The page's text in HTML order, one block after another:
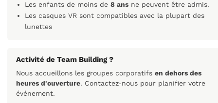
Les enfants de moins de 8 ans ne peuvent être admis.
Les casques VR sont compatibles avec la plupart des
lunettes
Activité de Team Building ?
Nous accueillons les groupes corporatifs en dehors des
heures d'ouverture. Contactez-nous pour planifier votre
événement.